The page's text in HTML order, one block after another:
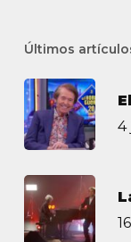
Últimos
4